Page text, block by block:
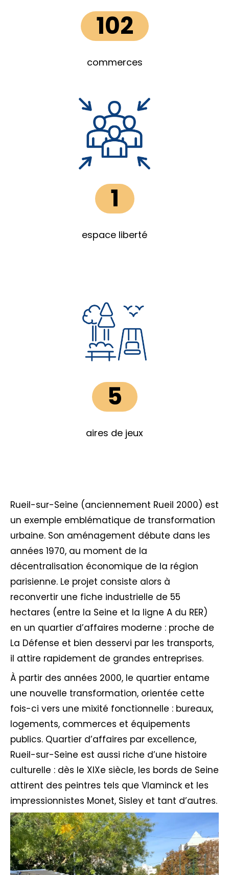
102
commerces
1
espace liberté
5
aires de jeux
Rueil-sur-Seine (anciennement Rueil 2000) est
un exemple emblématique de transformation
urbaine. Son aménagement débute dans les
années 1970, au moment de la
décentralisation économique de la région
parisienne. Le projet consiste alors à
reconvertir une fiche industrielle de 55
hectares (entre la Seine et la ligne A du RER)
en un quartier d’affaires moderne : proche de
La Défense et bien desservi par les transports,
il attire rapidement de grandes entreprises.
À partir des années 2000, le quartier entame
une nouvelle transformation, orientée cette
fois-ci vers une mixité fonctionnelle : bureaux,
logements, commerces et équipements
publics. Quartier d’affaires par excellence,
Rueil-sur-Seine est aussi riche d’une histoire
culturelle : dès le XIXe siècle, les bords de Seine
attirent des peintres tels que Vlaminck et les
impressionnistes Monet, Sisley et tant d’autres.